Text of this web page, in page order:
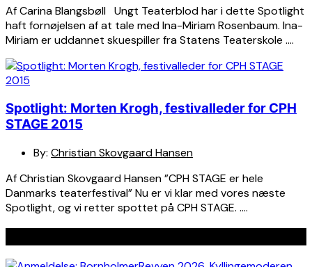
Af Carina Blangsbøll Ungt Teaterblod har i dette Spotlight
haft fornøjelsen af at tale med Ina-Miriam Rosenbaum. Ina-
Miriam er uddannet skuespiller fra Statens Teaterskole ….
Spotlight: Morten Krogh, festivalleder for CPH
STAGE 2015
By: Christian Skovgaard Hansen
Af Christian Skovgaard Hansen ”CPH STAGE er hele
Danmarks teaterfestival” Nu er vi klar med vores næste
Spotlight, og vi retter spottet på CPH STAGE. ….